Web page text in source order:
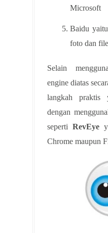
Microsoft
Baidu
foto dan
Selain
engine diatas
langkah praktis
dengan
seperti RevEye
Chrome maupun